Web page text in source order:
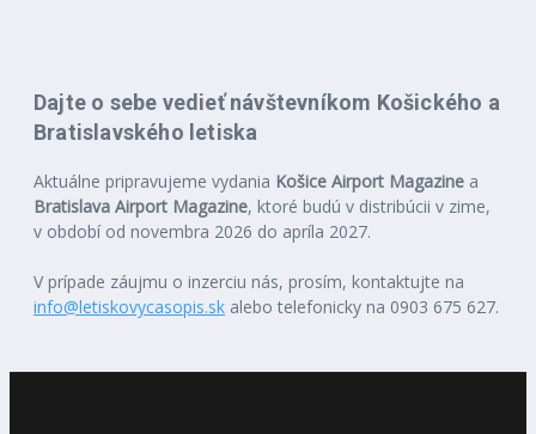
Dajte o sebe vedieť návštevníkom Košického a
Bratislavského letiska
Aktuálne pripravujeme vydania Košice Airport Magazine a
Bratislava Airport Magazine, ktoré budú v distribúcii v zime,
v období od novembra 2026 do apríla 2027.
V prípade záujmu o inzerciu nás, prosím, kontaktujte na
info@letiskovycasopis.sk alebo telefonicky na 0903 675 627.